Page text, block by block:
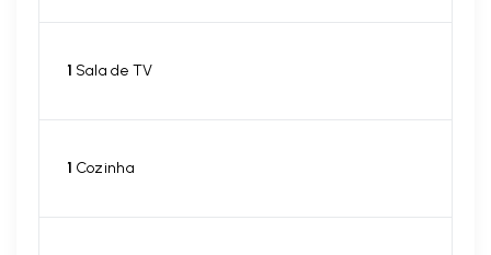
1 Sala de TV
1 Cozinha